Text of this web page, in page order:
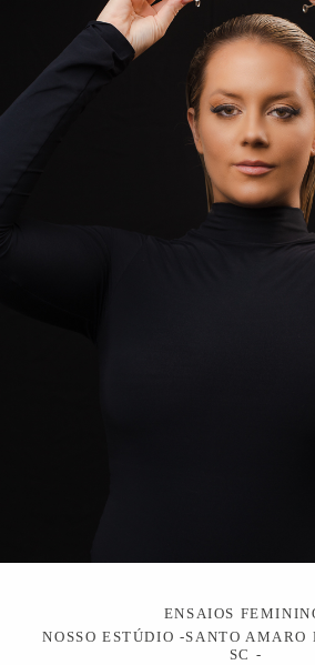
ENSAIOS
NOSSO ESTÚDIO -SANTO
SC